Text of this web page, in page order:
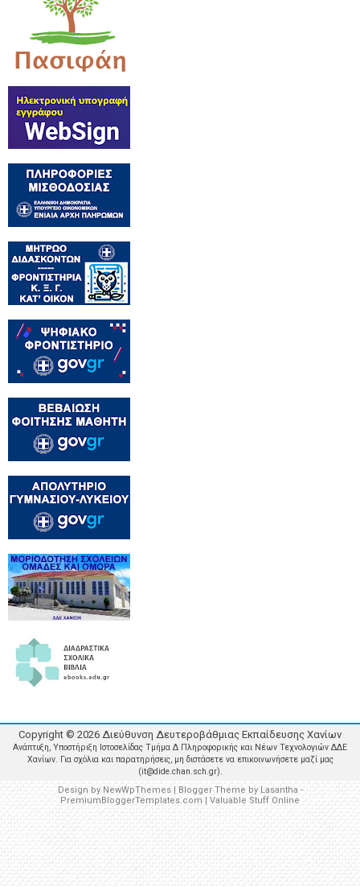
Copyright © 2026 Διεύθυνση Δευτεροβάθμιας Εκπαίδευσης Χανίων
Ανάπτυξη, Υποστήριξη Ιστοσελίδας Τμήμα Δ Πληροφορικής και Νέων Τεχνολογιών ΔΔΕ
Χανίων. Για σχόλια και παρατηρήσεις, μη διστάσετε να επικοινωνήσετε μαζί μας
(it@dide.chan.sch.gr).
Design byNewWpThemes| Blogger Theme byLasantha-
PremiumBloggerTemplates.com| Valuable Stuff Online